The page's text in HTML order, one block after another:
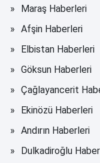
Maraş Haberleri
Afşin Haberleri
Elbistan Haberleri
Göksun Haberleri
Çağlayancerit
Ekinözü Haberleri
Andırın Haberleri
Dulkadiroğlu